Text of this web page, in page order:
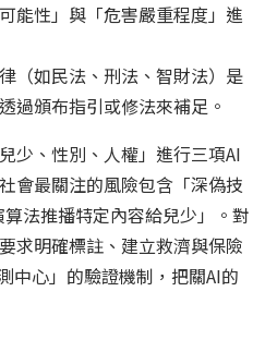
能性」與「危害嚴重程度」進
（如民法、刑法、智財法）是
過頒布指引或修法來補足。
少、性別、人權」進行三項AI
會最關注的風險包含「深偽技
法推播特定內容給兒少」。對
求明確標註、建立救濟與保險
中心」的驗證機制，把關AI的